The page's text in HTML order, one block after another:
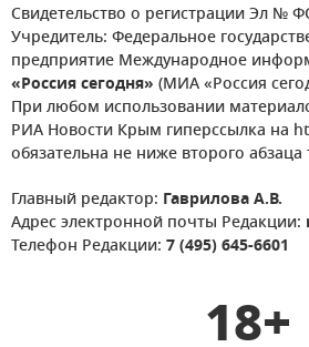
Свидетельство о регистрации Эл №
Учредитель: Федеральное
предприятие Международное
«Россия сегодня» (МИА «Россия
При любом использовании
РИА Новости Крым гиперссылка на
обязательна не ниже второго абзаца
Главный редактор: Гаврилова А.В.
Адрес электронной почты Редакции:
Телефон Редакции: 7 (495) 645-6601
18+